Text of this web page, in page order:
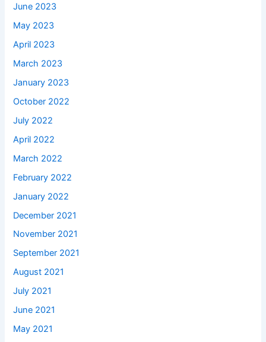
June 2023
May 2023
April 2023
March 2023
January 2023
October 2022
July 2022
April 2022
March 2022
February 2022
January 2022
December 2021
November 2021
September 2021
August 2021
July 2021
June 2021
May 2021